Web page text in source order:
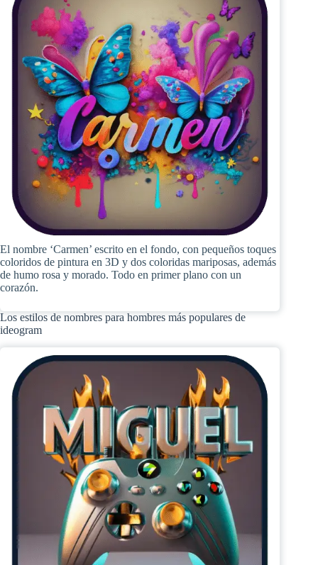
El nombre ‘Carmen’ escrito en el fondo, con pequeños toques
coloridos de pintura en 3D y dos coloridas mariposas, además
de humo rosa y morado. Todo en primer plano con un
corazón.
Los estilos de nombres para hombres más populares de
ideogram